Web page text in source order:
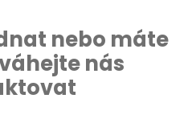
nebo máte
nás